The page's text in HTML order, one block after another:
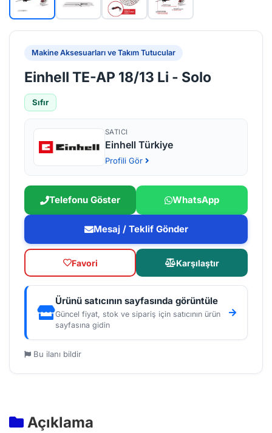
Makine Aksesuarları ve Takım Tutucular
Einhell TE-AP 18/13 Li - Solo
Sıfır
SATICI
Einhell Türkiye
Profili Gör
Telefonu Göster WhatsApp
Mesaj / Teklif Gönder
Favori Karşılaştır
Ürünü satıcının sayfasında görüntüle
Güncel fiyat, stok ve sipariş için satıcının ürün
sayfasına gidin
Bu ilanı bildir
Açıklama